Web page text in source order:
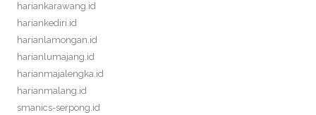
hariankarawang.id
hariankediri.id
harianlamongan.id
harianlumajang.id
harianmajalengka.id
harianmalang.id
smanics-serpong.id